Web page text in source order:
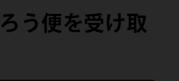
う便を受け取